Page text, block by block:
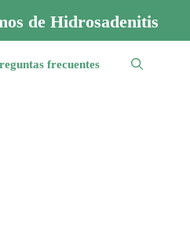
de Hidrosadenitis
frecuentes